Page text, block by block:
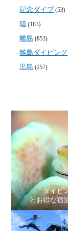
記念ダイブ (53)
陸 (183)
離島 (853)
離島ダイビング
黒島 (257)
ダイビ
とお得な宿